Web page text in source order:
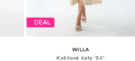
DEAL
WILLA
Košilové šaty 'Sil'